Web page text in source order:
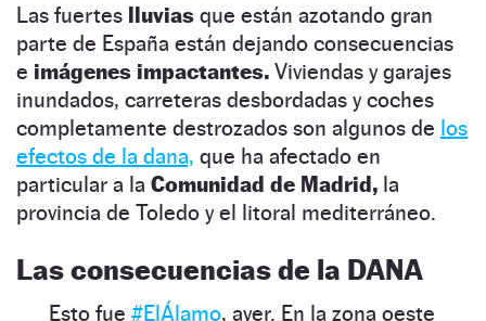
Las fuertes lluvias que están azotando gran
parte de España están dejando consecuencias
e imágenes impactantes. Viviendas y garajes
inundados, carreteras desbordadas y coches
completamente destrozados son algunos de los
efectos de la dana, que ha afectado en
particular a la Comunidad de Madrid, la
provincia de Toledo y el litoral mediterráneo.
Las consecuencias de la DANA
Esto fue #ElÁlamo, ayer. En la zona oeste